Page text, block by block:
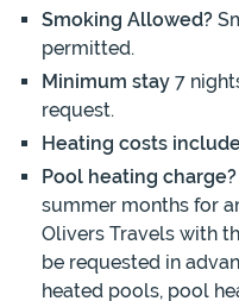
Smoking Allowed?
permitted.
Minimum stay 7
request.
Heating costs
Pool heating charge?
summer months for
Olivers Travels with
be requested in
heated pools, pool